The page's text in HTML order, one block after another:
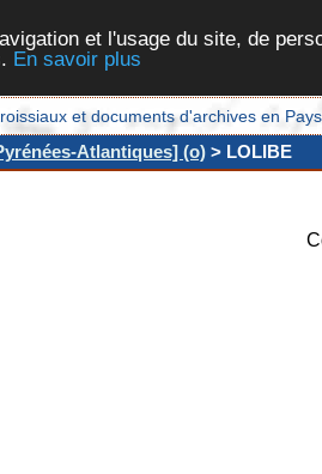
et l'usage du site, de
En savoir plus
et documents d'archives en
Atlantiques] (o) > LOLIBE